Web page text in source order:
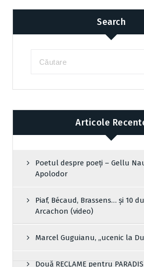
Search
Articole
Poetul despre poeți – Gellu
Apolodor
Piaf, Bécaud, Brassens… și 10
Arcachon (video)
Marcel Guguianu, „ucenic la
Două RECLAME pentru PARADIS